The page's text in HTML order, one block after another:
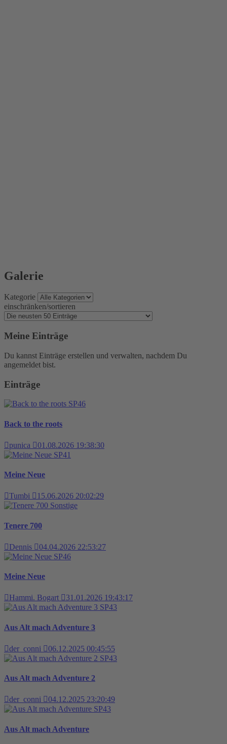
Galerie
Kategorie
einschränken/sortieren
Meine Einträge
Du kannst Einträge erstellen und verwalten, nachdem Du
angemeldet bist.
Einträge
SP46
Back to the roots
punica
01.08.2026 19:38:30
SP41
Meine Neue
Tumbi
15.06.2026 20:02:29
Sonstige
Tenere 700
Dennis
04.04.2026 22:53:27
SP46
Meine Neue
Hammi. Bogart
31.01.2026 19:43:17
SP43
Aus Alt mach Adventure 3
der_conni
06.12.2025 00:45:55
SP43
Aus Alt mach Adventure 2
der_conni
04.12.2025 23:20:49
SP43
Aus Alt mach Adventure